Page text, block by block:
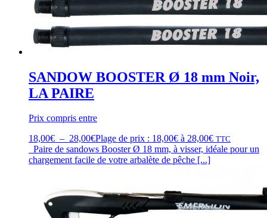
SANDOW BOOSTER Ø 18 mm Noir,
LA PAIRE
Prix compris entre
18,00€ – 28,00€Plage de prix : 18,00€ à 28,00€ TTC
Paire de sandows Booster Ø 18 mm, à visser, idéale pour un
chargement facile de votre arbalète de pêche [...]